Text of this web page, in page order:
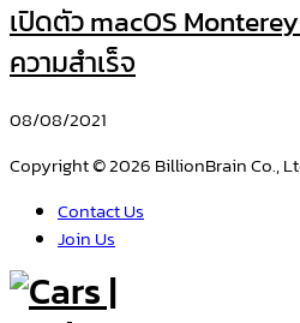
เปิดตัว macOS
ความสำเร็จ
08/08/2021
Copyright © 2026 BillionBrain Co.,
Contact Us
Join Us